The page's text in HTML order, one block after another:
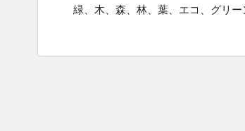
緑、木、森、林、葉、エコ、グリ